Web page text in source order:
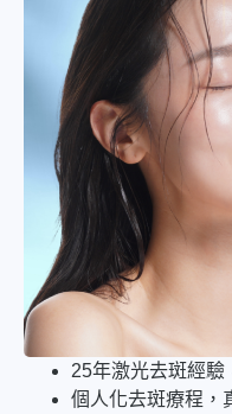
25年激光去斑經驗
個人化去斑療程，